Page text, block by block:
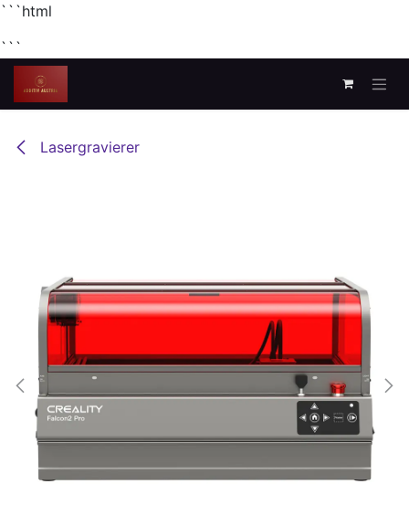
```html
```
Zum Inhalt springen
Lasergravierer